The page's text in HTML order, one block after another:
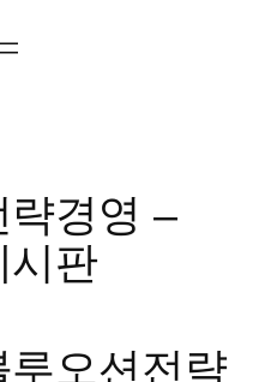
략경영 –
시판
오션전략